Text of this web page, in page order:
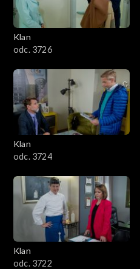
Klan
odc. 3726
Klan
odc. 3724
Klan
odc. 3722